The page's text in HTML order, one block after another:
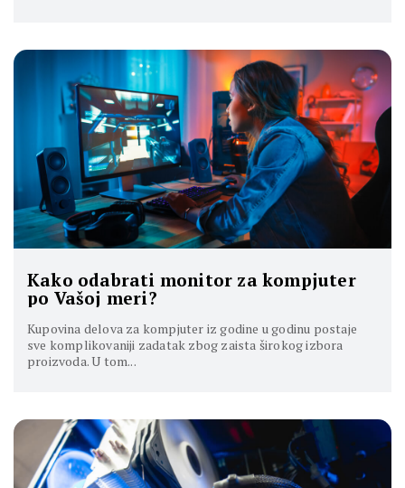
Kako odabrati monitor za kompjuter
po Vašoj meri?
Kupovina delova za kompjuter iz godine u godinu postaje
sve komplikovaniji zadatak zbog zaista širokog izbora
proizvoda. U tom...